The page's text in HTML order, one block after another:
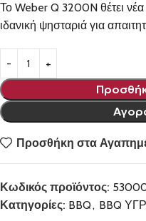
Το Weber Q 3200N θέτει
ιδανική ψησταριά για
Προσθήκη στα
Κωδικός προϊόντος:
Κατηγορίες: BBQ, BBQ